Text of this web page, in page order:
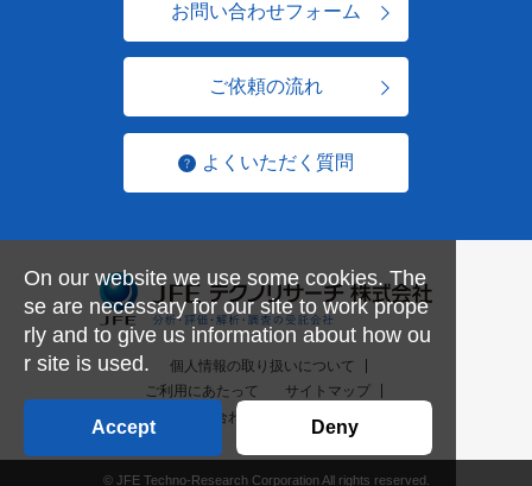
お問い合わせフォーム
ご依頼の流れ
よくいただく質問
個人情報の取り扱いについて
ご利用にあたって
サイトマップ
お問い合わせ一覧
English
© JFE Techno-Research Corporation All rights reserved.
On our website we use some cookies. The
se are necessary for our site to work prope
rly and to give us information about how ou
r site is used.
Accept Deny